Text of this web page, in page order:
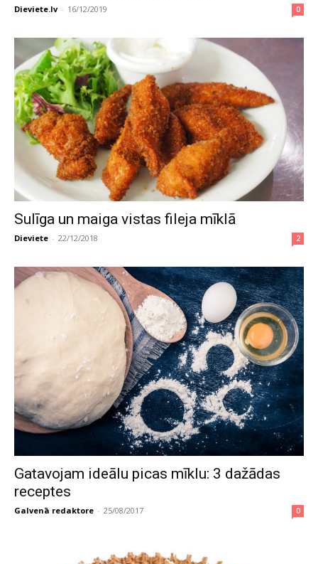
Dieviete.lv - 16/12/2019 0
Sulīga un maiga vistas fileja mīklā
Dieviete - 22/12/2018 2
Gatavojam ideālu picas mīklu: 3 dažādas
receptes
Galvenā redaktore - 25/08/2017 0